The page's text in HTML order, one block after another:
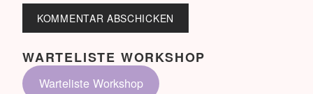
WARTELISTE WORKSHOP
Warteliste Workshop